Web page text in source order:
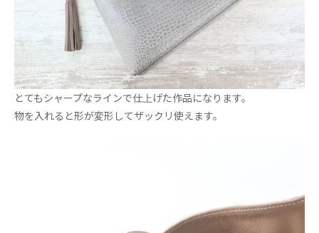
とてもシャープなラインで仕上げた作品になります。
物を入れると形が変形してザックリ使えます。